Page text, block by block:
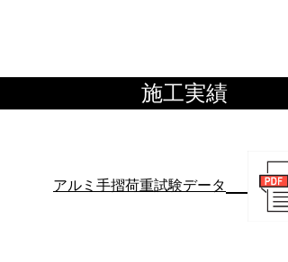
施工実績
アルミ手摺荷重試験データ